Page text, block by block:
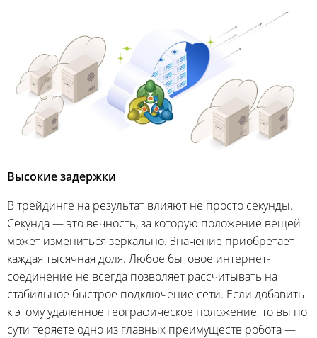
Высокие задержки
В трейдинге на результат влияют не просто секунды.
Секунда — это вечность, за которую положение вещей
может измениться зеркально. Значение приобретает
каждая тысячная доля. Любое бытовое интернет-
соединение не всегда позволяет рассчитывать на
стабильное быстрое подключение сети. Если добавить
к этому удаленное географическое положение, то вы по
сути теряете одно из главных преимуществ робота —